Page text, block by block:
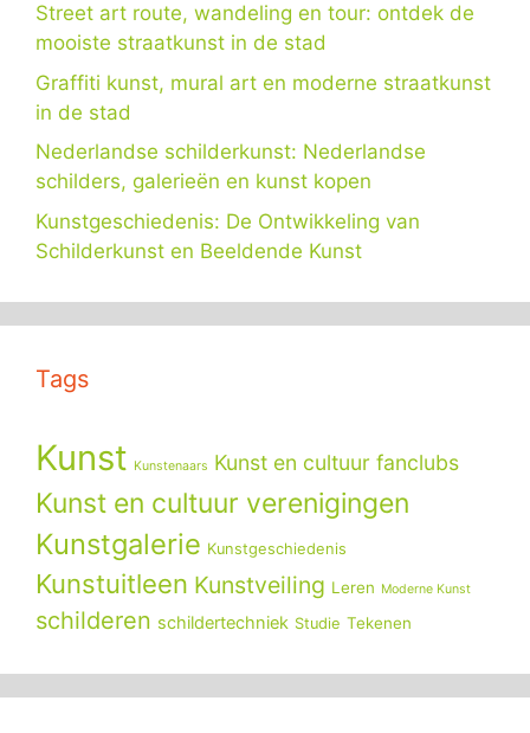
Street art route, wandeling en tour: ontdek de
mooiste straatkunst in de stad
Graffiti kunst, mural art en moderne straatkunst
in de stad
Nederlandse schilderkunst: Nederlandse
schilders, galerieën en kunst kopen
Kunstgeschiedenis: De Ontwikkeling van
Schilderkunst en Beeldende Kunst
Tags
Kunst Kunstenaars Kunst en cultuur fanclubs
Kunst en cultuur verenigingen
Kunstgalerie Kunstgeschiedenis
Kunstuitleen Kunstveiling Leren Moderne Kunst
schilderen schildertechniek Studie Tekenen